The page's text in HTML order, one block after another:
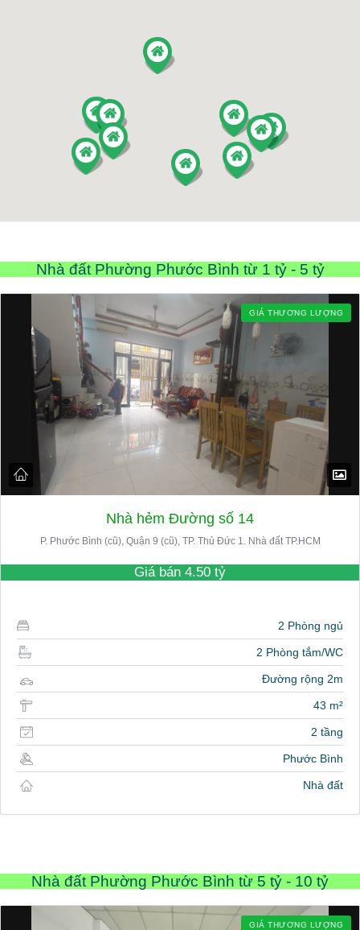
Nhà đất Phường Phước Bình từ 1 tỷ - 5 tỷ
GIÁ THƯƠNG LƯỢNG
Nhà hẻm Đường số 14
P. Phước Bình (cũ), Quận 9 (cũ), TP. Thủ Đức 1. Nhà đất TP.HCM
Giá bán 4.50 tỷ
2 Phòng ngủ
2 Phòng tắm/WC
Đường rộng 2m
43 m²
2 tầng
Phước Bình
Nhà đất
Nhà đất Phường Phước Bình từ 5 tỷ - 10 tỷ
GIÁ THƯƠNG LƯỢNG